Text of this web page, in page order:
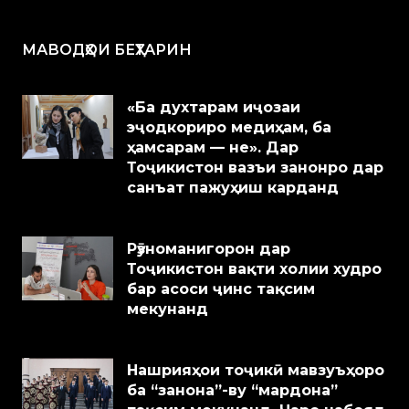
МАВОДҲОИ БЕҲТАРИН
«Ба духтарам иҷозаи
эҷодкориро медиҳам, ба
ҳамсарам — не». Дар
Тоҷикистон вазъи занонро дар
санъат пажуҳиш карданд
Рӯзноманигорон дар
Тоҷикистон вақти холии худро
бар асоси ҷинс тақсим
мекунанд
Нашрияҳои тоҷикӣ мавзуъҳоро
ба “занона”-ву “мардона”